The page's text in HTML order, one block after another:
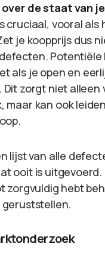
de staat van
cruciaal, vooral als
je koopprijs dus
Potentiële
als je open en
Dit zorgt niet alleen
maar kan ook
lijst van alle
ooit is uitgevoerd.
zorgvuldig hebt
geruststellen.